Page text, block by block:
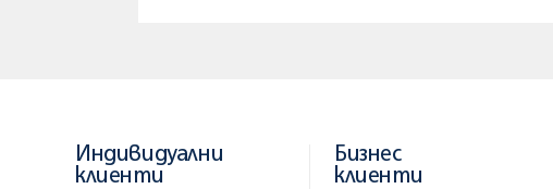
Индивидуални
клиенти
Бизнес
клиенти